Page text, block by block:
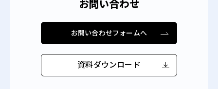
お問い合わせ
お問い合わせフォームへ
資料ダウンロード